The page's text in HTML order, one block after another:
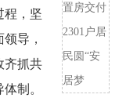
程，坚
导，
齐抓共
制。
置房交付
2301户居
民圆“安
居梦